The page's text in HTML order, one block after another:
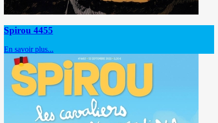
Spirou 4455
En savoir plus...